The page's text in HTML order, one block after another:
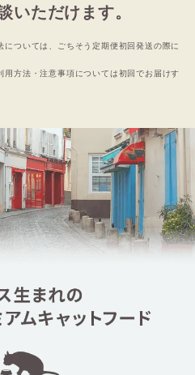
いただけます。
ついては、ごちそう定期便初回発送の際に
方法・注意事項については初回でお届けす